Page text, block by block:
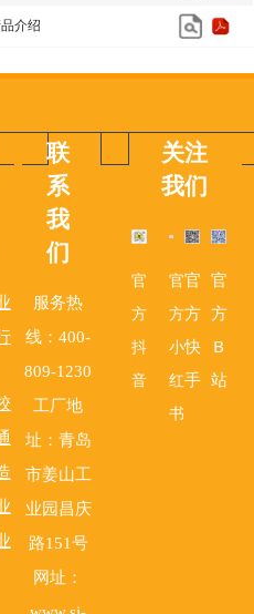
介绍
联
系
我
们
服务热
线：400-
809-1230
工厂地
址：青岛
市姜山工
业园昌庆
路151号
网址：
关注
我们
官
方
抖
音
官
方
小
红
书
官
方
快
手
官
方
B
站